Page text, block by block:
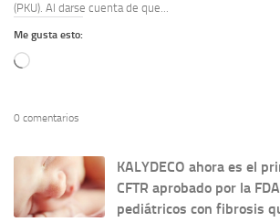
(PKU). Al darse cuenta de que...
Me gusta esto:
Cargando...
0 comentarios
KALYDECO ahora es el
CFTR aprobado por la
pediátricos con fibrosis